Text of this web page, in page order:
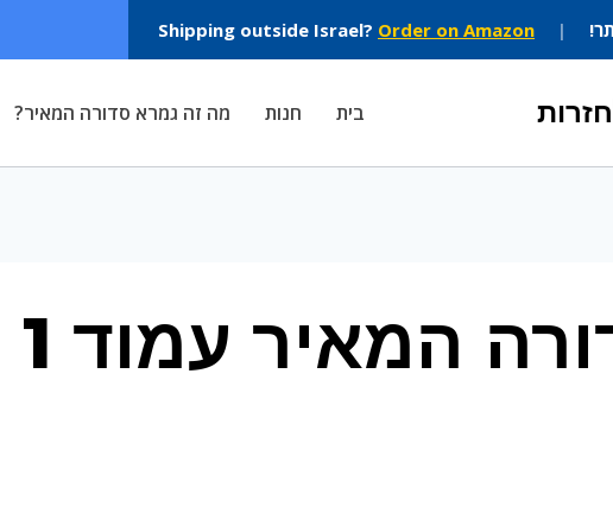
|
Shipping outside Israel? Order on Amazon
בית חנות מה זה גמרא סדורה המאיר?
המאיר עמוד 1